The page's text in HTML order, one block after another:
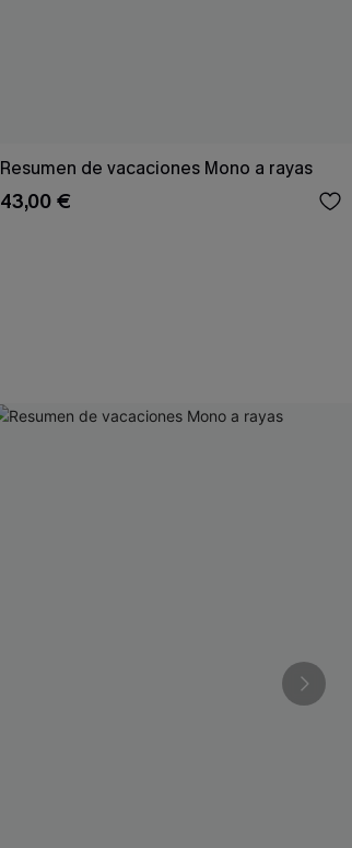
Resumen de vacaciones Mono a rayas
43,00 €